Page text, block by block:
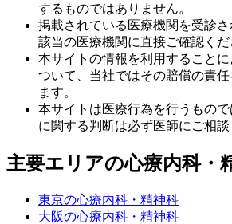
するものではありません。
掲載されている医療機関を受診
該当の医療機関に直接ご確認くだ
本サイトの情報を利用すること
ついて、当社ではその賠償の責
ます。
本サイトは医療行為を行うもの
に関する判断は必ず医師にご相談
主要エリアの心療内科・
東京の心療内科・精神科
大阪の心療内科・精神科